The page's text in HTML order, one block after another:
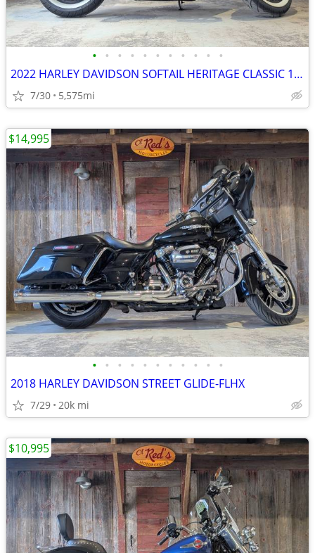
• • • • • • • • • • •
2022 HARLEY DAVIDSON SOFTAIL HERITAGE CLASSIC 114-FLHCS
7/30 5,575mi
• • • • • • • • • • •
2018 HARLEY DAVIDSON STREET GLIDE-FLHX
7/29 20k mi
$14,995
$10,995